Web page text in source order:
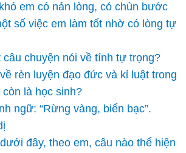
em có nản lòng, có chùn bước
số việc em làm tốt nhờ có lòng tự
câu chuyện nói về tính tự trọng?
rèn luyện đạo đức và kỉ luật trong
là học sinh?
ngữ: “Rừng vàng, biển bạc”.
đây, theo em, câu nào thể hiện